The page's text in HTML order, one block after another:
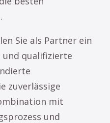
Sie als Partner ein
und qualifizierte
zuverlässige
mit
und